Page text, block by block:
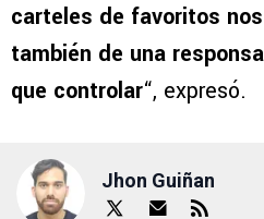
carteles de favoritos
también de una
que controlar“, expresó.
Jhon Guiñan